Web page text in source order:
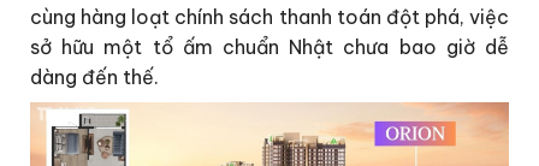
cùng hàng loạt chính sách thanh toán đột phá, việc
sở hữu một tổ ấm chuẩn Nhật chưa bao giờ dễ
dàng đến thế.